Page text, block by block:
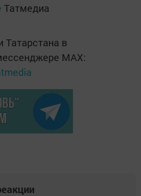
Татмедиа
Татарстана в
MАХ: